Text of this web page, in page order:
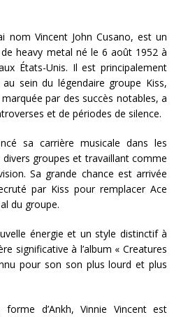
nom Vincent John Cusano, est un
heavy metal né le 6 août 1952 à
États-Unis. Il est principalement
sein du légendaire groupe Kiss,
par des succès notables, a
et de périodes de silence.
sa carrière musicale dans les
groupes et travaillant comme
Sa grande chance est arrivée
par Kiss pour remplacer Ace
du groupe.
énergie et un style distinctif à
significative à l’album « Creatures
pour son son plus lourd et plus
d’Ankh, Vinnie Vincent est